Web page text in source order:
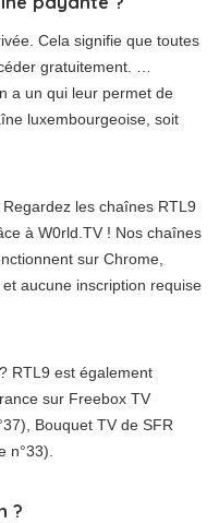
Cela signifie que toutes
gratuitement. …
a un qui leur permet de
luxembourgeoise, soit
les chaînes RTL9
à W0rld.TV ! Nos chaînes
sur Chrome,
aucune inscription requise
RTL9 est également
sur Freebox TV
Bouquet TV de SFR
n°33).
?